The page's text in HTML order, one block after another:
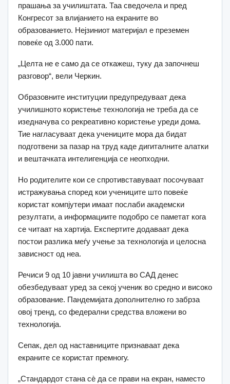
прашања за училиштата. Таа сведочела и пред
Конгресот за влијанието на екраните во
образованието. Нејзиниот материјал е преземен
повеќе од 3.000 пати.
„Целта не е само да се откажеш, туку да започнеш
разговор“, вели Черкин.
Образовните институции предупредуваат дека
училишното користење технологија не треба да се
изедначува со рекреативно користење уреди дома.
Тие нагласуваат дека учениците мора да бидат
подготвени за пазар на труд каде дигиталните алатки
и вештачката интелигенција се неопходни.
Но родителите кои се спротивставуваат посочуваат
истражувања според кои учениците што повеќе
користат компјутери имаат послаби академски
резултати, а информациите подобро се паметат кога
се читаат на хартија. Експертите додаваат дека
постои разлика меѓу учење за технологија и целосна
зависност од неа.
Речиси 9 од 10 јавни училишта во САД денес
обезбедуваат уред за секој ученик во средно и високо
образование. Пандемијата дополнително го забрза
овој тренд, со федерални средства вложени во
технологија.
Сепак, дел од наставниците признаваат дека
екраните се користат премногу.
„Стандардот стана сè да се прави на екран, наместо